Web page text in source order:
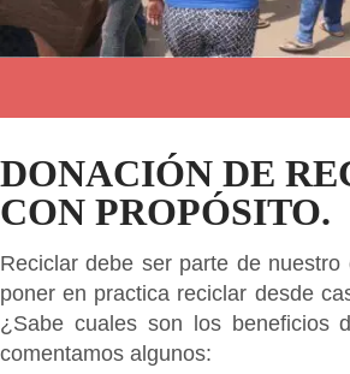
DONACIÓN DE
CON PROPÓSITO.
Reciclar debe ser parte de
poner en practica reciclar desde
¿Sabe cuales son los beneficios
comentamos algunos: